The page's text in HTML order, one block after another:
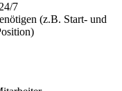
7
(z.B. Start- und